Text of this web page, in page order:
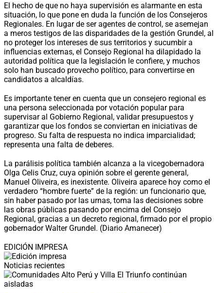
El hecho de que no haya supervisión es alarmante en esta
situación, lo que pone en duda la función de los Consejeros
Regionales. En lugar de ser agentes de control, se asemejan
a meros testigos de las disparidades de la gestión Grundel, al
no proteger los intereses de sus territorios y sucumbir a
influencias externas, el Consejo Regional ha dilapidado la
autoridad política que la legislación le confiere, y muchos
solo han buscado provecho político, para convertirse en
candidatos a alcaldías.
Es importante tener en cuenta que un consejero regional es
una persona seleccionada por votación popular para
supervisar al Gobierno Regional, validar presupuestos y
garantizar que los fondos se conviertan en iniciativas de
progreso. Su falta de respuesta no indica imparcialidad;
representa una falta de deberes.
La parálisis política también alcanza a la vicegobernadora
Olga Celis Cruz, cuya opinión sobre el gerente general,
Manuel Oliveira, es inexistente. Oliveira aparece hoy como el
verdadero “hombre fuerte” de la región: un funcionario que,
sin haber pasado por las urnas, toma las decisiones sobre
las obras públicas pasando por encima del Consejo
Regional, gracias a un decreto regional, firmado por el propio
gobernador Walter Grundel. (Diario Amanecer)
EDICIÓN IMPRESA
Noticias recientes